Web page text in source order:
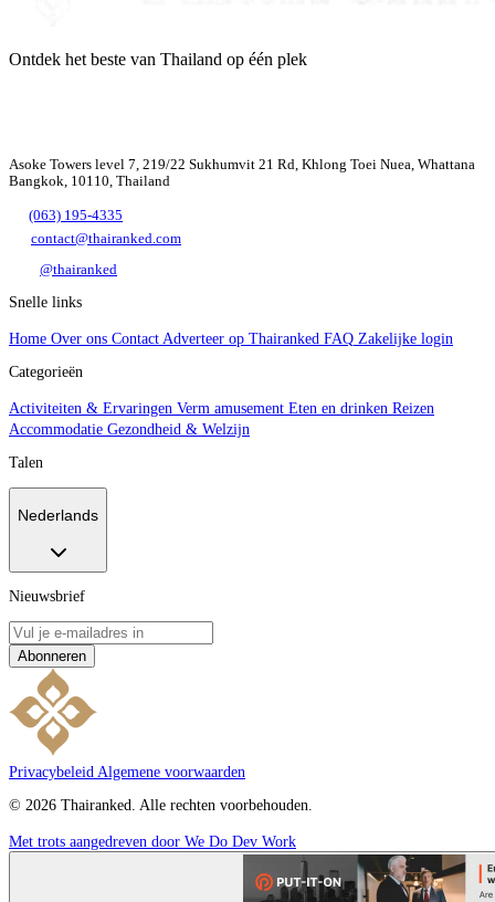
Ontdek het beste van Thailand op één plek
Asoke Towers level 7, 219/22 Sukhumvit 21 Rd, Khlong Toei Nuea, Whattana
Bangkok, 10110, Thailand
(063) 195-4335
contact@thairanked.com
@thairanked
Snelle links
Home Over ons Contact Adverteer op Thairanked FAQ Zakelijke login
Categorieën
Activiteiten & Ervaringen Verm amusement Eten en drinken Reizen
Accommodatie Gezondheid & Welzijn
Talen
Nederlands
Nieuwsbrief
Abonneren
Privacybeleid Algemene voorwaarden
© 2026 Thairanked. Alle rechten voorbehouden.
Met trots aangedreven door We Do Dev Work